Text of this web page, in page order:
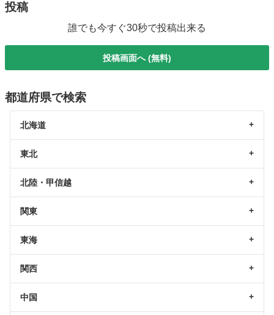
投稿
誰でも今すぐ30秒で投稿出来る
投稿画面へ (無料)
都道府県で検索
北海道
東北
北陸・甲信越
関東
東海
関西
中国